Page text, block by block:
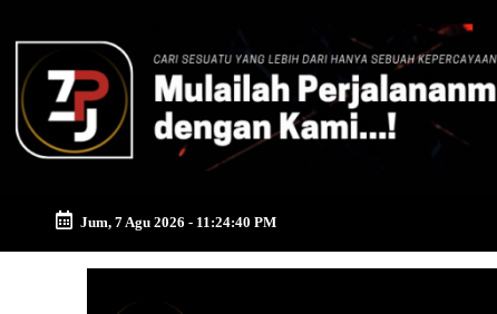
content
Jum, 7 Agu 2026 - 11:24:41 PM